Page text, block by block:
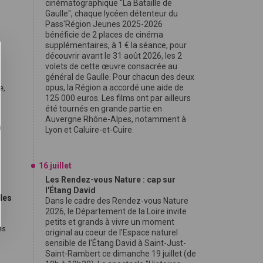
cinématographique "La Bataille de
Gaulle", chaque lycéen détenteur du
Pass'Région Jeunes 2025-2026
bénéficie de 2 places de cinéma
supplémentaires, à 1 € la séance, pour
découvrir avant le 31 août 2026, les 2
volets de cette œuvre consacrée au
général de Gaulle. Pour chacun des deux
opus, la Région a accordé une aide de
125 000 euros. Les films ont par ailleurs
été tournés en grande partie en
Auvergne Rhône-Alpes, notamment à
Lyon et Caluire-et-Cuire.
16 juillet
Les Rendez-vous Nature : cap sur
l'Étang David
Dans le cadre des Rendez-vous Nature
2026, le Département de la Loire invite
petits et grands à vivre un moment
original au coeur de l'Espace naturel
sensible de l'Étang David à Saint-Just-
Saint-Rambert ce dimanche 19 juillet (de